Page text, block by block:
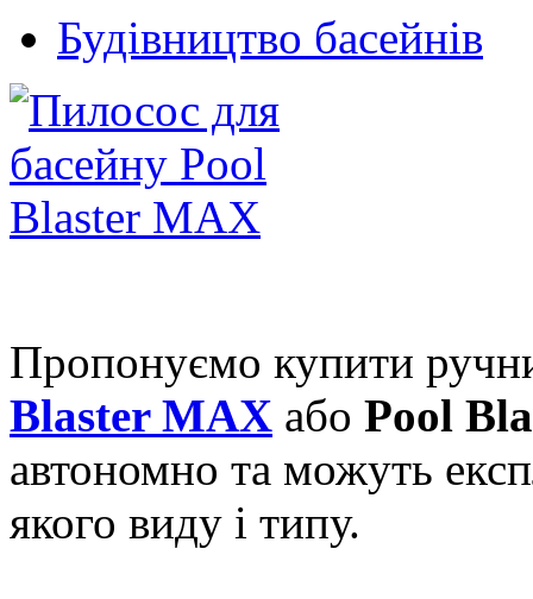
Будівництво басейнів
Пропонуємо купити
Blaster MAX або Pool
автономно та можуть
якого виду і типу.